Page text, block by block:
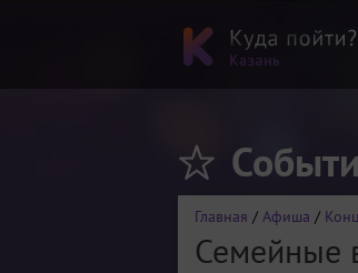
Главная / Афиша /
Семейные